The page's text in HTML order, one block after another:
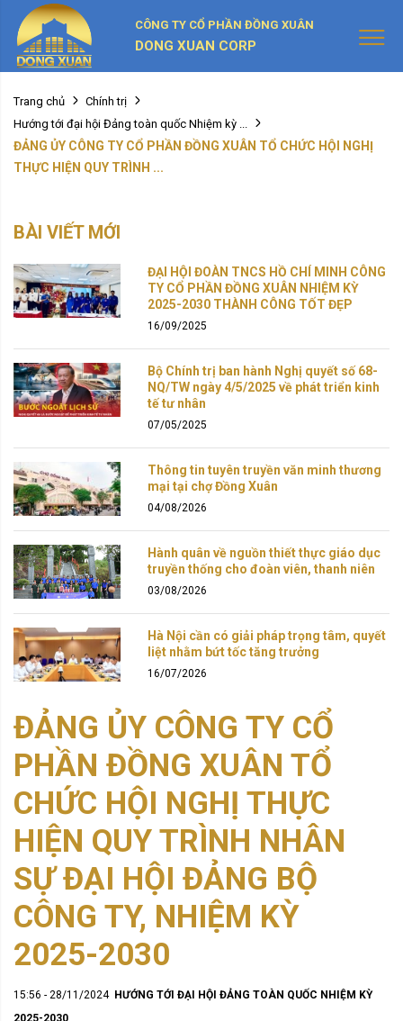
CÔNG TY CỔ PHẦN ĐỒNG XUÂN
DONG XUAN CORP
Trang chủ
Chính trị
Hướng tới đại hội Đảng toàn quốc Nhiệm kỳ ...
ĐẢNG ỦY CÔNG TY CỔ PHẦN ĐỒNG XUÂN TỔ CHỨC HỘI NGHỊ
THỰC HIỆN QUY TRÌNH ...
BÀI VIẾT MỚI
ĐẠI HỘI ĐOÀN TNCS HỒ CHÍ MINH CÔNG
TY CỔ PHẦN ĐỒNG XUÂN NHIỆM KỲ
2025-2030 THÀNH CÔNG TỐT ĐẸP
16/09/2025
Bộ Chính trị ban hành Nghị quyết số 68-
NQ/TW ngày 4/5/2025 về phát triển kinh
tế tư nhân
07/05/2025
Thông tin tuyên truyền văn minh thương
mại tại chợ Đồng Xuân
04/08/2026
Hành quân về nguồn thiết thực giáo dục
truyền thống cho đoàn viên, thanh niên
03/08/2026
Hà Nội cần có giải pháp trọng tâm, quyết
liệt nhằm bứt tốc tăng trưởng
16/07/2026
ĐẢNG ỦY CÔNG TY CỔ
PHẦN ĐỒNG XUÂN TỔ
CHỨC HỘI NGHỊ THỰC
HIỆN QUY TRÌNH NHÂN
SỰ ĐẠI HỘI ĐẢNG BỘ
CÔNG TY, NHIỆM KỲ
2025-2030
15:56 - 28/11/2024 HƯỚNG TỚI ĐẠI HỘI ĐẢNG TOÀN QUỐC NHIỆM KỲ
2025-2030